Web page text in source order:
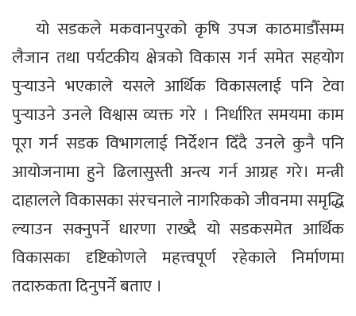
यो सडकले मकवानपुरको कृषि उपज काठमाडौँसम्म
लैजान तथा पर्यटकीय क्षेत्रको विकास गर्न समेत सहयोग
पुर्‍याउने भएकाले यसले आर्थिक विकासलाई पनि टेवा
पुर्‍याउने उनले विश्वास व्यक्त गरे । निर्धारित समयमा काम
पूरा गर्न सडक विभागलाई निर्देशन दिँदै उनले कुनै पनि
आयोजनामा हुने ढिलासुस्ती अन्त्य गर्न आग्रह गरे। मन्त्री
दाहालले विकासका संरचनाले नागरिकको जीवनमा समृद्धि
ल्याउन सक्नुपर्ने धारणा राख्दै यो सडकसमेत आर्थिक
विकासका दृष्टिकोणले महत्त्वपूर्ण रहेकाले निर्माणमा
तदारुकता दिनुपर्ने बताए ।